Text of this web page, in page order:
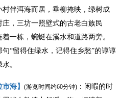
村伴洱海而居，垂柳掩映，绿树成
，三坊一照壁式的古老白族民
一栋，蜿蜒在溪水和道路两旁。
句“留得住绿水，记得住乡愁”的谆谆
。
市海】 (游览时间约60分钟) ：闲暇的时